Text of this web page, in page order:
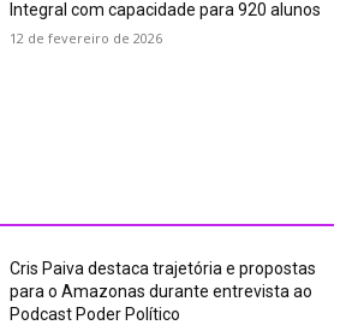
Integral com capacidade para 920 alunos
12 de fevereiro de 2026
Cris Paiva destaca trajetória e propostas
para o Amazonas durante entrevista ao
Podcast Poder Político